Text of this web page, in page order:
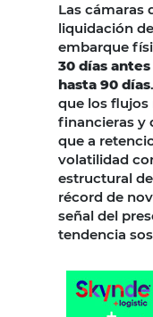
Las cámaras
liquidación
embarque
30 días
hasta 90 días
que los flujos
financieras y
que a
volatilidad
estructural
récord de
señal del
tendencia